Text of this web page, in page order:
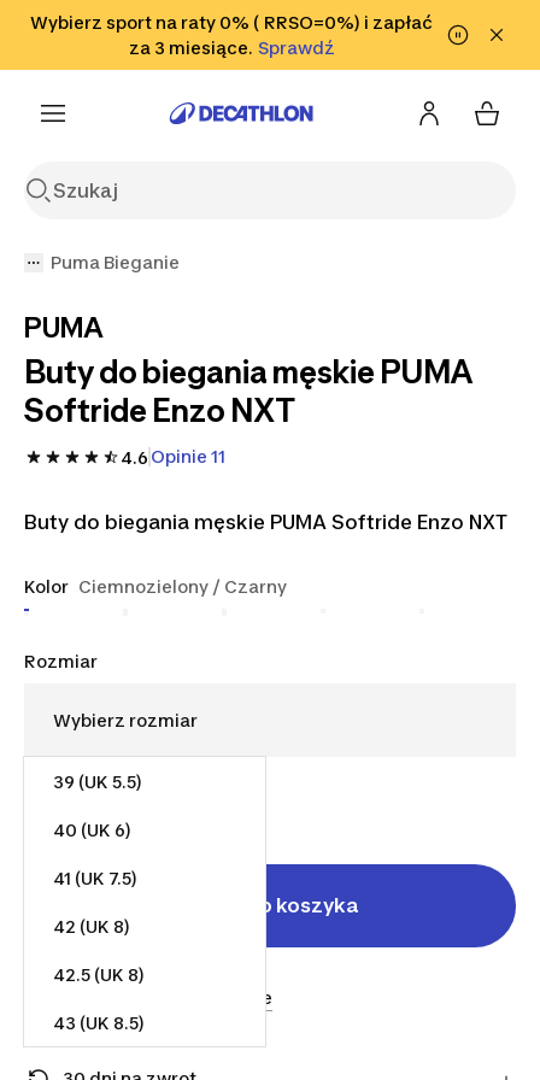
Przejdź do wyszukiwania Przejdź do treści
Przejdź
Wybierz sport na raty 0% ( RRSO=0%) i zapłać
za 3 miesiące. SprawdźSprawdź
Sprawdź
Puma Bieganie
PUMA
Buty do biegania męskie PUMA
Softride Enzo NXT
4.6 Opinie 11
Buty do biegania męskie PUMA Softride Enzo NXT
Kolor Ciemnozielony / Czarny
Rozmiar
39 (UK 5.5)
40 (UK 6)
41 (UK 7.5)
42 (UK 8)
42.5 (UK 8)
43 (UK 8.5)
44 (UK 9)
Dodaj do koszyka
shoe_store
Wysłane przez